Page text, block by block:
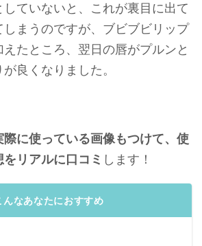
していないと、これが裏目に出て
まうのですが、ブビブビリップ
たところ、翌日の唇がプルンと
良くなりました。
際に使っている画像もつけて、 使
リアルに口コミ します！
んなあなたにおすすめ